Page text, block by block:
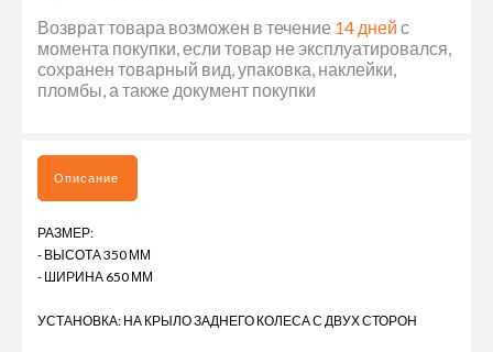
Возврат товара возможен в течение 14 дней с
момента покупки, если товар не эксплуатировался,
сохранен товарный вид, упаковка, наклейки,
пломбы, а также документ покупки
Описание
РАЗМЕР:
- ВЫСОТА 350 ММ
- ШИРИНА 650 ММ
УСТАНОВКА: НА КРЫЛО ЗАДНЕГО КОЛЕСА С ДВУХ СТОРОН